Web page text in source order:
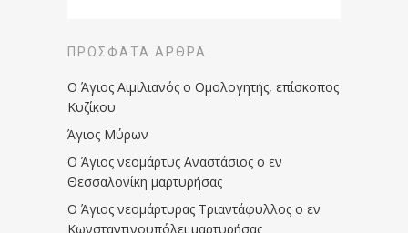
ΠΡΌΣΦΑΤΑ ΆΡΘΡΑ
Ο Άγιος Αιμιλιανός ο Ομολογητής, επίσκοπος
Κυζίκου
Άγιος Μύρων
Ο Άγιος νεομάρτυς Αναστάσιος ο εν
Θεσσαλονίκη μαρτυρήσας
Ο Άγιος νεομάρτυρας Τριαντάφυλλος ο εν
Κωνσταντινουπόλει μαρτυρήσας